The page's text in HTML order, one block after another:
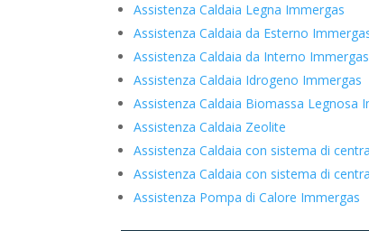
Assistenza Caldaia Legna Immergas
Assistenza Caldaia da Esterno
Assistenza Caldaia da Interno Immergas
Assistenza Caldaia Idrogeno Immergas
Assistenza Caldaia Biomassa Legnosa
Assistenza Caldaia Zeolite
Assistenza Caldaia con sistema di
Assistenza Caldaia con sistema di
Assistenza Pompa di Calore Immergas